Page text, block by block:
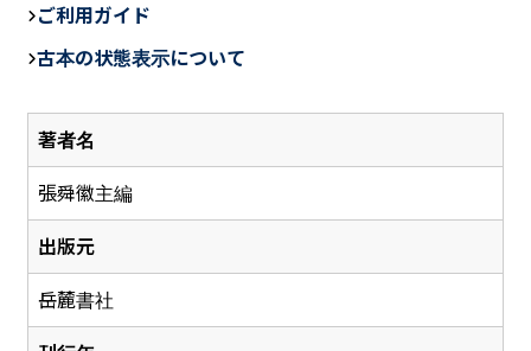
著者名
張舜徽主編
出版元
岳麓書社
e
b
o
o
ご利用ガイド
古本の状態表示について